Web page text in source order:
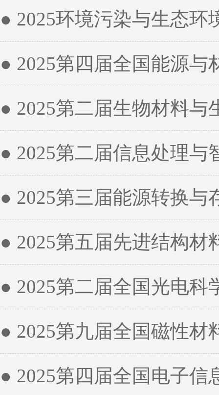
● 2025环境污染与生态
● 2025第四届全国能源与
● 2025第二届生物材料与
● 2025第二届信息处理与
● 2025第三届能源转换与
● 2025第五届先进结构
● 2025第二届全国光电科
● 2025第九届全国磁性材
● 2025第四届全国电子信